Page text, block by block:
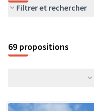
Filtrer et rechercher
69 propositions